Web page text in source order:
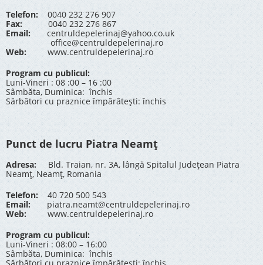
Telefon: 0040 232 276 907
Fax: 0040 232 276 867
Email:
centruldepelerinaj@yahoo.co.uk
office@centruldepelerinaj.ro
Web:
www.centruldepelerinaj.ro
Program cu publicul:
Luni-Vineri : 08 :00 – 16 :00
Sâmbăta, Duminica: închis
Sărbători cu praznice împărătești: închis
Punct de lucru Piatra Neamț
Adresa: Bld. Traian, nr. 3A, lângă Spitalul Județean Piatra
Neamț, Neamț, Romania
Telefon:40 720 500 543
Email:
piatra.neamt@centruldepelerinaj.ro
Web:
www.centruldepelerinaj.ro
Program cu publicul:
Luni-Vineri : 08:00 – 16:00
Sâmbăta, Duminica: închis